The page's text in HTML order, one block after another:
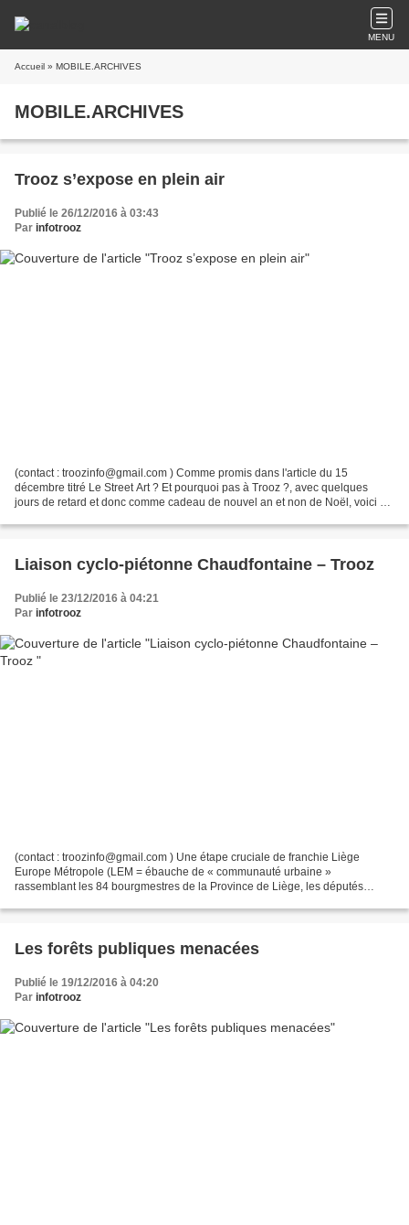
MENU
Accueil » MOBILE.ARCHIVES
MOBILE.ARCHIVES
Trooz s’expose en plein air
Publié le 26/12/2016 à 03:43
Par infotrooz
(contact : troozinfo@gmail.com ) Comme promis dans l'article du 15
décembre titré Le Street Art ? Et pourquoi pas à Trooz ?, avec quelques
jours de retard et donc comme cadeau de nouvel an et non de Noël, voici La
Liaison cyclo-piétonne Chaudfontaine – Trooz
Publié le 23/12/2016 à 04:21
Par infotrooz
(contact : troozinfo@gmail.com ) Une étape cruciale de franchie Liège
Europe Métropole (LEM = ébauche de « communauté urbaine »
rassemblant les 84 bourgmestres de la Province de Liège, les députés
Les forêts publiques menacées
Publié le 19/12/2016 à 04:20
Par infotrooz